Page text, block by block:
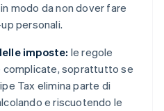
modo da non dover fare
personali.
imposte: le regole
complicate, soprattutto se
Tax elimina parte di
e riscuotendo le